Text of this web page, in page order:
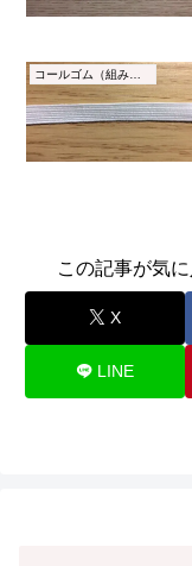
コールゴム（組みゴム）とは
この記事が気
X
LINE